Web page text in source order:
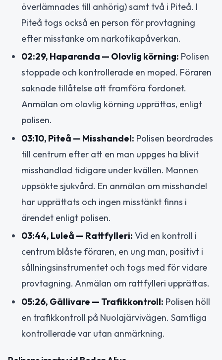
överlämnades till anhörig) samt två i Piteå. I
Piteå togs också en person för provtagning
efter misstanke om narkotikapåverkan.
02:29, Haparanda — Olovlig körning: Polisen
stoppade och kontrollerade en moped. Föraren
saknade tillåtelse att framföra fordonet.
Anmälan om olovlig körning upprättas, enligt
polisen.
03:10, Piteå — Misshandel: Polisen beordrades
till centrum efter att en man uppges ha blivit
misshandlad tidigare under kvällen. Mannen
uppsökte sjukvård. En anmälan om misshandel
har upprättats och ingen misstänkt finns i
ärendet enligt polisen.
03:44, Luleå — Rattfylleri: Vid en kontroll i
centrum blåste föraren, en ung man, positivt i
sållningsinstrumentet och togs med för vidare
provtagning. Anmälan om rattfylleri upprättas.
05:26, Gällivare — Trafikkontroll: Polisen höll
en trafikkontroll på Nuolajärvivägen. Samtliga
kontrollerade var utan anmärkning.